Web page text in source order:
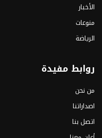
الأخبار
منوعات
الرياضة
روابط مفيدة
من نحن
اصداراتنا
اتصل بنا